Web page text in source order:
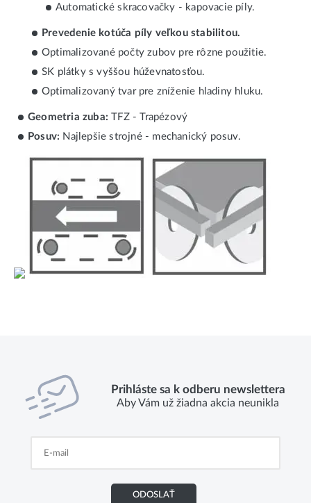
Automatické skracovačky - kapovacie píly.
Prevedenie kotúča píly veľkou stabilitou.
Optimalizované počty zubov pre rôzne použitie.
SK plátky s vyššou húževnatosťou.
Optimalizovaný tvar pre zníženie hladiny hluku.
Geometria zuba: TFZ - Trapézový
Posuv: Najlepšie strojné - mechanický posuv.
Prihláste sa k odberu newslettera
Aby Vám už žiadna akcia neunikla
ODOSLAŤ